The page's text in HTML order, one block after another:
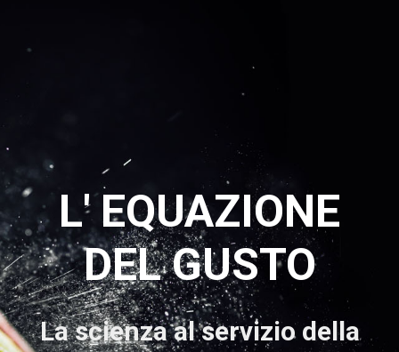
L' EQUAZIONE
DEL GUSTO
La scienza al servizio della